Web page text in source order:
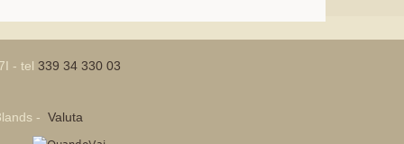
- tel 339 34 330 03
- Valuta